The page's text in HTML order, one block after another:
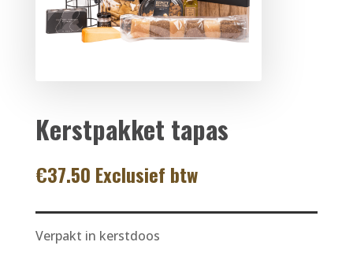
Kerstpakket tapas
€37.50 Exclusief btw
Verpakt in kerstdoos